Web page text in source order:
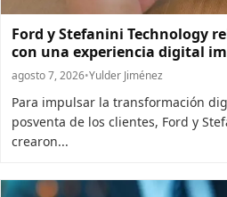
Ford y Stefanini Technology
con una experiencia digital
agosto 7, 2026•Yulder Jiménez
Para impulsar la transformación
posventa de los clientes, Ford y
crearon...